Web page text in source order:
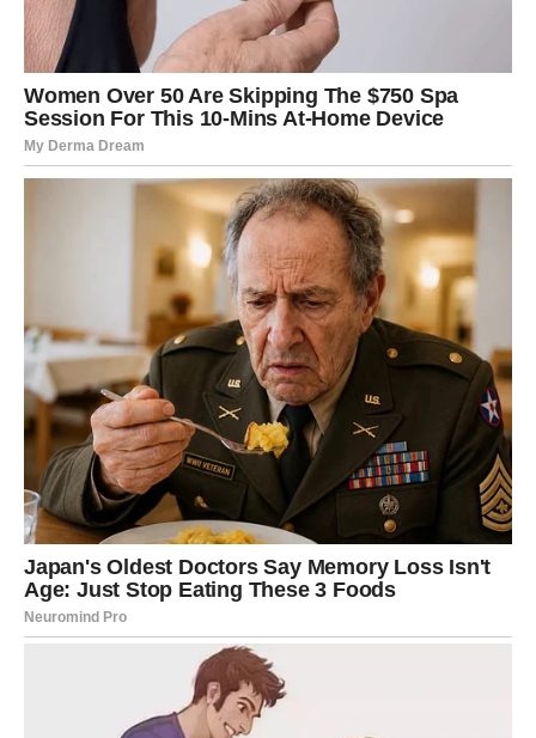
Tvrdi da uobičajeni simptomi obuhvaćaju bol u prsima, osjećaj
peckanja ili stezanje koje traje dulje od 20 minuta; osim toga,
neke osobe mogu osjetiti atipične simptome poput iznenadne
nesvjestice, nelagode u leđima, čeljusti ili rukama.
Naglašava da smo prethodno shvaćali da srčani udari
pretežno pogađaju osobe u dobi od 55 i više godina; međutim,
to više nije točno. Danas bolnice primaju i pacijente u kasnim
dvadesetima i ranim tridesetima.
Kardiolog naglašava da su redoviti pregledi i preventivne mjere
bitni u borbi protiv ovih stanja. Primarni čimbenici rizika
uključuju visoki krvni tlak, povišene lipide u krvi, pušenje,
nedostatak tjelesne aktivnosti i pretilost.
Dr. Otašević navodi: „Iako nije uvijek moguće predvidjeti kada
će se problem pojaviti, možemo unaprijed prepoznati
potencijalne rizike i izbjeći najteže posljedice.“
BONUS ČLANAK: